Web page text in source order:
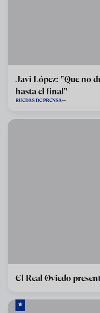
Javi López: "Que no
hasta el final"
RUEDAS DE PRENSA
El Real Oviedo